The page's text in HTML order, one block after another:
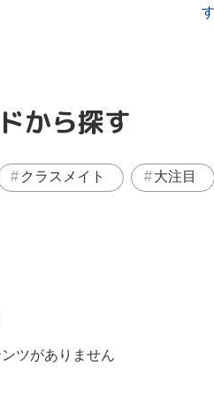
から探す
クラスメイト 大注目
ツがありません